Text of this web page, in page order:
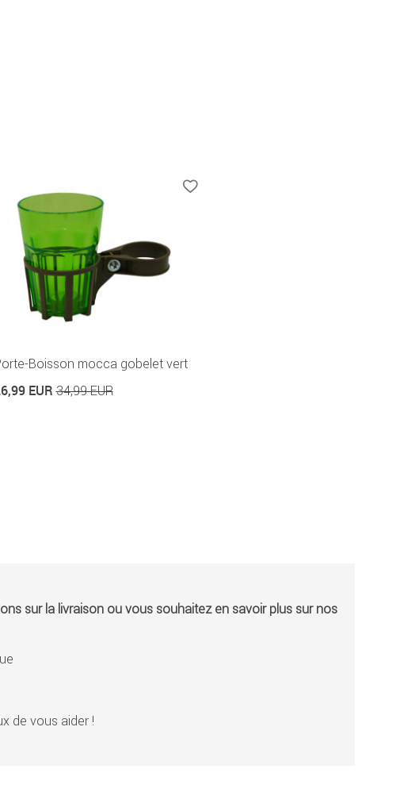
Boisson mocca gobelet vert
EUR34,99 EUR
sur la livraison ou vous souhaitez en savoir plus sur nos
de vous aider !